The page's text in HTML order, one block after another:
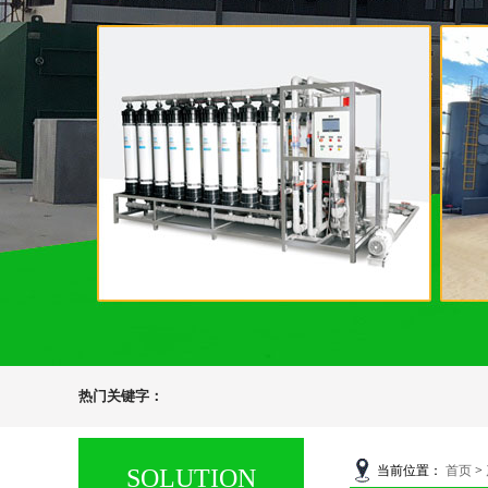
热门关键字：
SOLUTION 当前位置： 首页 >